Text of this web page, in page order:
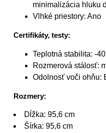
minimalizácia hluku
Vlhké priestory: Ano
Certifikáty, testy:
Teplotná stabilita: -
Rozmerová stálosť:
Odolnosť voči ohňu:
Rozmery:
Dĺžka: 95,6 cm
Šírka: 95,6 cm